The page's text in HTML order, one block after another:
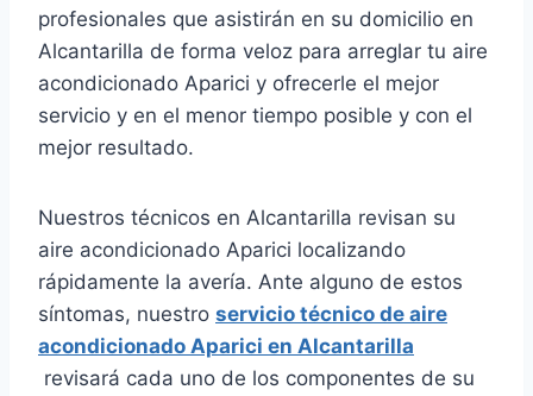
profesionales que asistirán en su domicilio en
Alcantarilla de forma veloz para arreglar tu aire
acondicionado Aparici y ofrecerle el mejor
servicio y en el menor tiempo posible y con el
mejor resultado.
Nuestros técnicos en Alcantarilla revisan su
aire acondicionado Aparici localizando
rápidamente la avería. Ante alguno de estos
síntomas, nuestro servicio técnico de aire
acondicionado Aparici en Alcantarilla
revisará cada uno de los componentes de su